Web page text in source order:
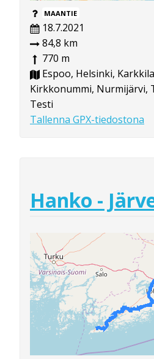
MAANTIE
18.7.2021
84,8 km
770 m
Espoo, Helsinki,
Kirkkonummi, Nurmijärvi,
Testi
Tallenna GPX-tiedostona
Hanko -